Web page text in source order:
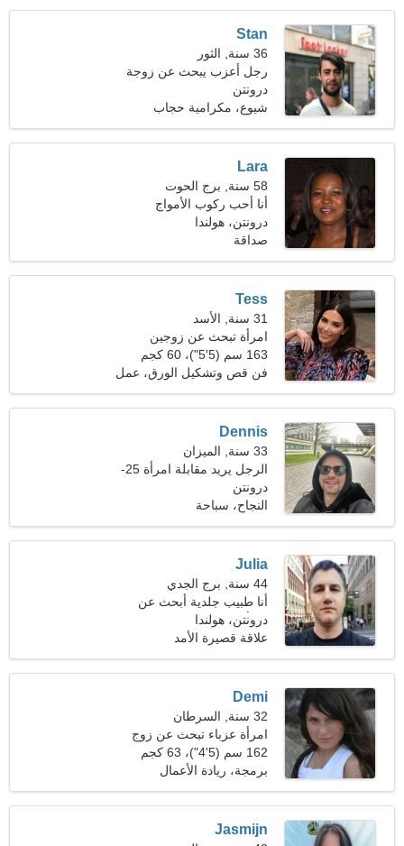
Stan
36 سنة, الثور
رجل أعزب يبحث عن زوجة
26-33
درونتن
شيوع، مكرامية حجاب
Lara
58 سنة, برج الحوت
أنا أحب ركوب الأمواج
والشطرنج
درونتن، هولندا
صداقة
Tess
31 سنة, الأسد
امرأة تبحث عن زوجين
163 سم (5'5")، 60 كجم
(132 رطلا)
فن قص وتشكيل الورق، عمل
Dennis
33 سنة, الميزان
الرجل يريد مقابلة امرأة 25-
29
درونتن
النجاح، سباحة
Julia
44 سنة, برج الجدي
أنا طبيب جلدية أبحث عن
امرأة رومانسية
درونتن، هولندا
علاقة قصيرة الأمد
Demi
32 سنة, السرطان
امرأة عزباء تبحث عن زوج
35-39
162 سم (5'4")، 63 كجم
(138 رطلا)
برمجة، ريادة الأعمال
Jasmijn